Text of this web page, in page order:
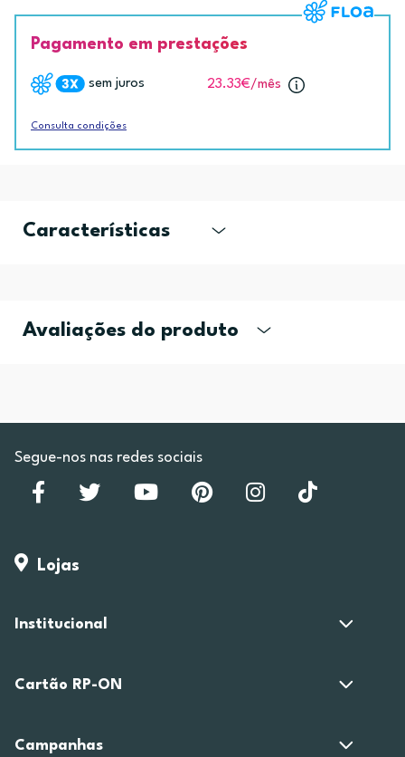
Pagamento em prestações
sem juros 23.33€/mês
Consulta condições
Características
Avaliações do produto
Segue-nos nas redes sociais
Lojas
Institucional
Cartão RP-ON
Campanhas